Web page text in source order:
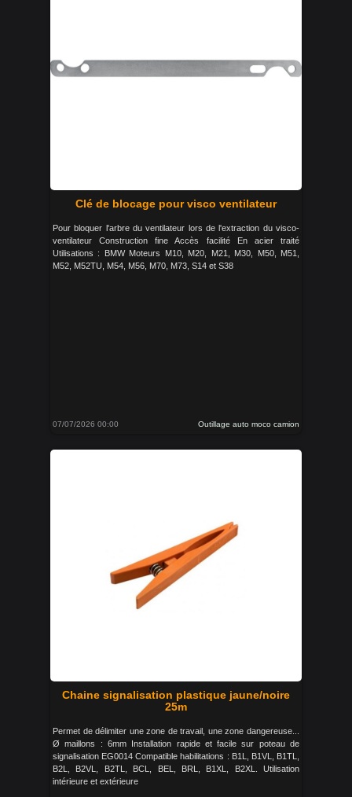
Clé de blocage pour visco ventilateur
Pour bloquer l'arbre du ventilateur lors de l'extraction du visco-
ventilateur Construction fine Accès facilité En acier traité
Utilisations : BMW Moteurs M10, M20, M21, M30, M50, M51,
M52, M52TU, M54, M56, M70, M73, S14 et S38
07/07/2026 00:00 Outillage auto moco camion
Chaine signalisation plastique jaune/noire
25m
Permet de délimiter une zone de travail, une zone dangereuse...
Ø maillons : 6mm Installation rapide et facile sur poteau de
signalisation EG0014 Compatible habilitations : B1L, B1VL, B1TL,
B2L, B2VL, B2TL, BCL, BEL, BRL, B1XL, B2XL. Utilisation
intérieure et extérieure